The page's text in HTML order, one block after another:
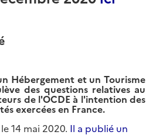
Hébergement et un Tourisme
des questions relatives au
de l'OCDE à l'intention des
exercées en France.
14 mai 2020. Il a publié un